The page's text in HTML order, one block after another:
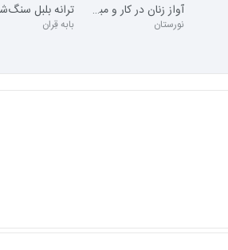
ترانه بلبل
بابه قِران
آواز زنان در کار و مبارزه
نورستان